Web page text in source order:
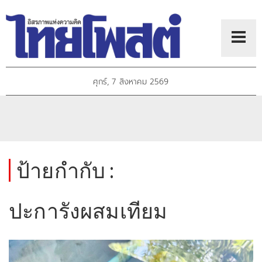
ศุกร์, 7 สิงหาคม 2569
ป้ายกำกับ :
ปะการังผสมเทียม